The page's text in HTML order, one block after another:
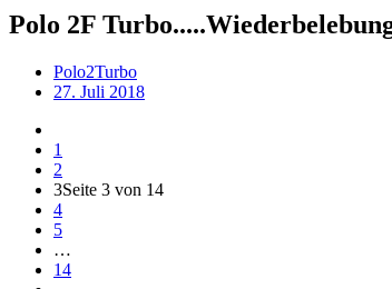
Polo 2F
Polo2Turbo
27. Juli 2018
1
2
3Seite 3 von 14
4
5
…
14